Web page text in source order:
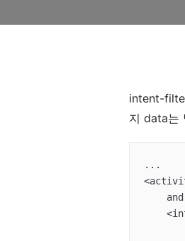
intent-
지 data는
...